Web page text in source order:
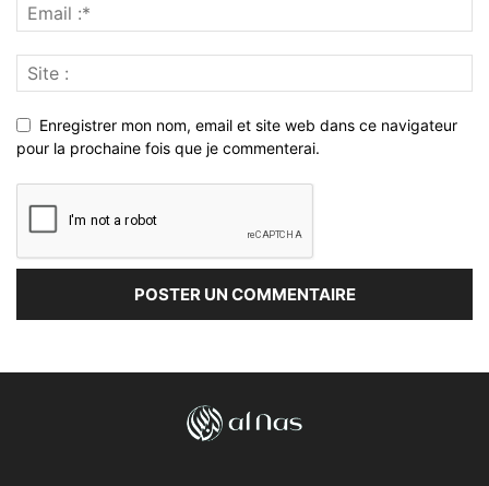
Enregistrer mon nom, email et site web dans ce navigateur
pour la prochaine fois que je commenterai.